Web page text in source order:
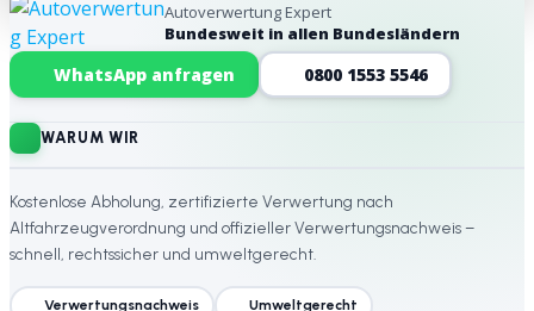
Website-Footer
Autoverwertung Expert
Bundesweit in allen Bundesländern
WhatsApp anfragen 0800 1553 5546
WARUM WIR
Kostenlose Abholung, zertifizierte Verwertung nach
Altfahrzeugverordnung und offizieller Verwertungsnachweis –
schnell, rechtssicher und umweltgerecht.
Verwertungsnachweis Umweltgerecht